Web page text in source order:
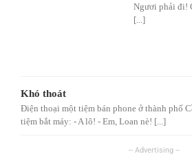
Ngươi phải đi!
[...]
Khó thoát
Điện thoại một tiệm bán phone ở thành phố
tiệm bắt máy: - A lô! - Em, Loan nè! [...]